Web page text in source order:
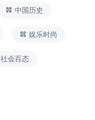
中国历史
娱乐时尚
社会百态